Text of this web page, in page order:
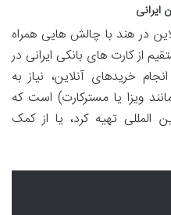
در هند با چالش هایی همراه
از کارت های بانکی ایرانی در
خریدهای آنلاین، نیاز به
ویزا یا مسترکارت) است که
تهیه کرد، یا از کمک